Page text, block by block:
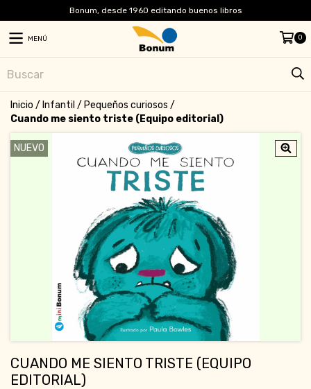
Bonum, desde 1960 editando buenos libros
MENÚ 0
Inicio / Infantil / Pequeños curiosos /
Cuando me siento triste (Equipo editorial)
NUEVO
CUANDO ME SIENTO TRISTE (EQUIPO
EDITORIAL)